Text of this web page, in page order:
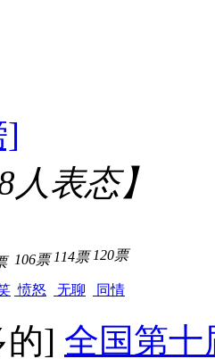
]
人表态】
106票
愤怒
114票
无聊
120票
同情
的] 全国第十